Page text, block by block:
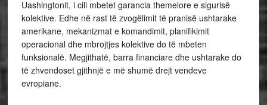
Uashingtonit, i cili mbetet garancia themelore e sigurisë
kolektive. Edhe në rast të zvogëlimit të pranisë ushtarake
amerikane, mekanizmat e komandimit, planifikimit
operacional dhe mbrojtjes kolektive do të mbeten
funksionalë. Megjithatë, barra financiare dhe ushtarake do
të zhvendoset gjithnjë e më shumë drejt vendeve
evropiane.